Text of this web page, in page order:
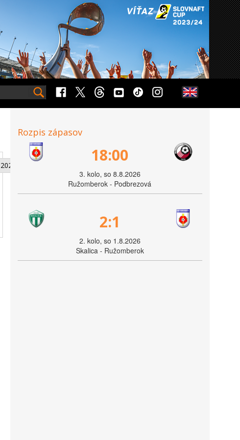
2026
Rozpis zápasov
18:00
3. kolo, so 8.8.2026
Ružomberok - Podbrezová
2:1
2. kolo, so 1.8.2026
Skalica - Ružomberok